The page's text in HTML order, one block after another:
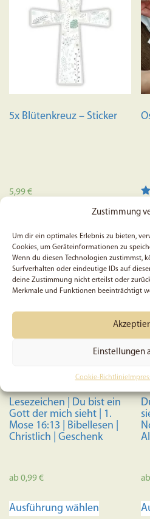
Zustimmung
Um dir ein optimales Erlebnis zu bieten,
Cookies, um Geräteinformationen zu
Wenn du diesen Technologien zustimmst,
Surfverhalten oder eindeutige IDs auf
deine Zustimmung nicht erteilst oder
Merkmale und Funktionen beeinträchtigt
Einstellungen
Cookie-Richtlinie
5x Blütenkreuz – Sticker
5,99€
Lesezeichen | Du bist ein
Gott der mich sieht | 1.
Mose 16:13 | Bibellesen |
Christlich | Geschenk
ab 0,99€
Ausführung wählen
ab